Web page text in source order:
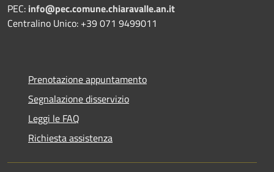
PEC: info@pec.comune.chiaravalle.an.it
Centralino Unico: +39 071 9499011
Prenotazione appuntamento
Segnalazione disservizio
Leggi le FAQ
Richiesta assistenza